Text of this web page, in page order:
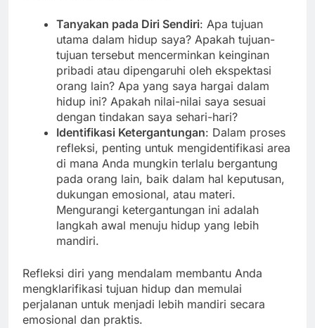
Tanyakan pada Diri Sendiri: Apa tujuan
utama dalam hidup saya? Apakah tujuan-
tujuan tersebut mencerminkan keinginan
pribadi atau dipengaruhi oleh ekspektasi
orang lain? Apa yang saya hargai dalam
hidup ini? Apakah nilai-nilai saya sesuai
dengan tindakan saya sehari-hari?
Identifikasi Ketergantungan: Dalam proses
refleksi, penting untuk mengidentifikasi area
di mana Anda mungkin terlalu bergantung
pada orang lain, baik dalam hal keputusan,
dukungan emosional, atau materi.
Mengurangi ketergantungan ini adalah
langkah awal menuju hidup yang lebih
mandiri.
Refleksi diri yang mendalam membantu Anda
mengklarifikasi tujuan hidup dan memulai
perjalanan untuk menjadi lebih mandiri secara
emosional dan praktis.